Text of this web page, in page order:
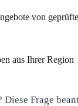
von
aus Ihrer Region
Frage